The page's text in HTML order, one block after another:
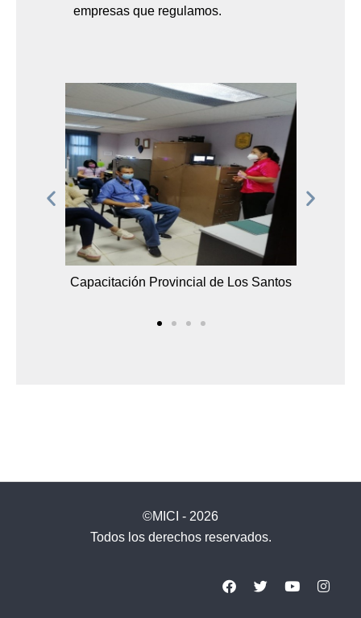
empresas que regulamos.
Capacitación Provincial de Los Santos
©MICI - 2026
Todos los derechos reservados.